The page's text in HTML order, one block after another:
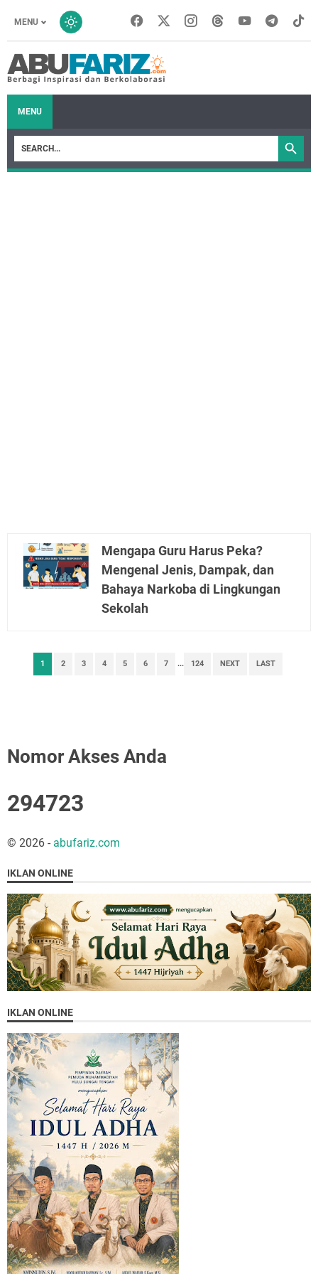
MENU
MENU
Mengapa Guru Harus Peka?
Mengenal Jenis, Dampak, dan
Bahaya Narkoba di Lingkungan
Sekolah
1 2 3 4 5 6 7 ... 124 NEXT LAST
Nomor Akses Anda
294723
© 2026 - abufariz.com
IKLAN ONLINE
IKLAN ONLINE